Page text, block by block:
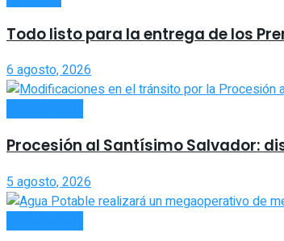
Todo listo para la entrega de los
6 agosto, 2026
Procesión al Santísimo Salvador:
5 agosto, 2026